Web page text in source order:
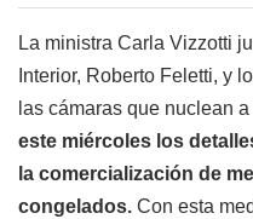
La ministra Carla Vizzotti
Interior, Roberto Feletti, y
las cámaras que nuclean
este miércoles los
la comercialización de
congelados. Con esta